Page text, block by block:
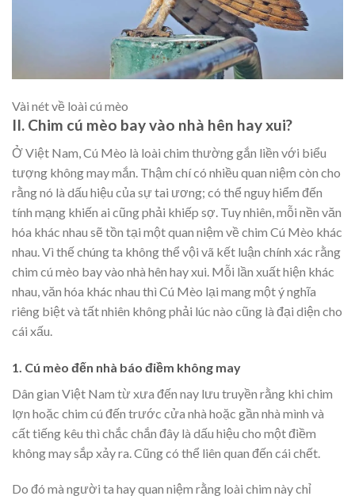
Vài nét về loài cú mèo
II. Chim cú mèo bay vào nhà hên hay xui?
Ở Việt Nam, Cú Mèo là loài chim thường gắn liền với biểu
tượng không may mắn. Thậm chí có nhiều quan niệm còn cho
rằng nó là dấu hiệu của sự tai ương; có thể nguy hiểm đến
tính mạng khiến ai cũng phải khiếp sợ. Tuy nhiên, mỗi nền văn
hóa khác nhau sẽ tồn tại một quan niệm về chim Cú Mèo khác
nhau. Vì thế chúng ta không thể vội vã kết luận chính xác rằng
chim cú mèo bay vào nhà hên hay xui. Mỗi lần xuất hiện khác
nhau, văn hóa khác nhau thì Cú Mèo lại mang một ý nghĩa
riêng biệt và tất nhiên không phải lúc nào cũng là đại diện cho
cái xấu.
1. Cú mèo đến nhà báo điềm không may
Dân gian Việt Nam từ xưa đến nay lưu truyền rằng khi chim
lợn hoặc chim cú đến trước cửa nhà hoặc gần nhà mình và
cất tiếng kêu thì chắc chắn đây là dấu hiệu cho một điềm
không may sắp xảy ra. Cũng có thể liên quan đến cái chết.
Do đó mà người ta hay quan niệm rằng loài chim này chỉ